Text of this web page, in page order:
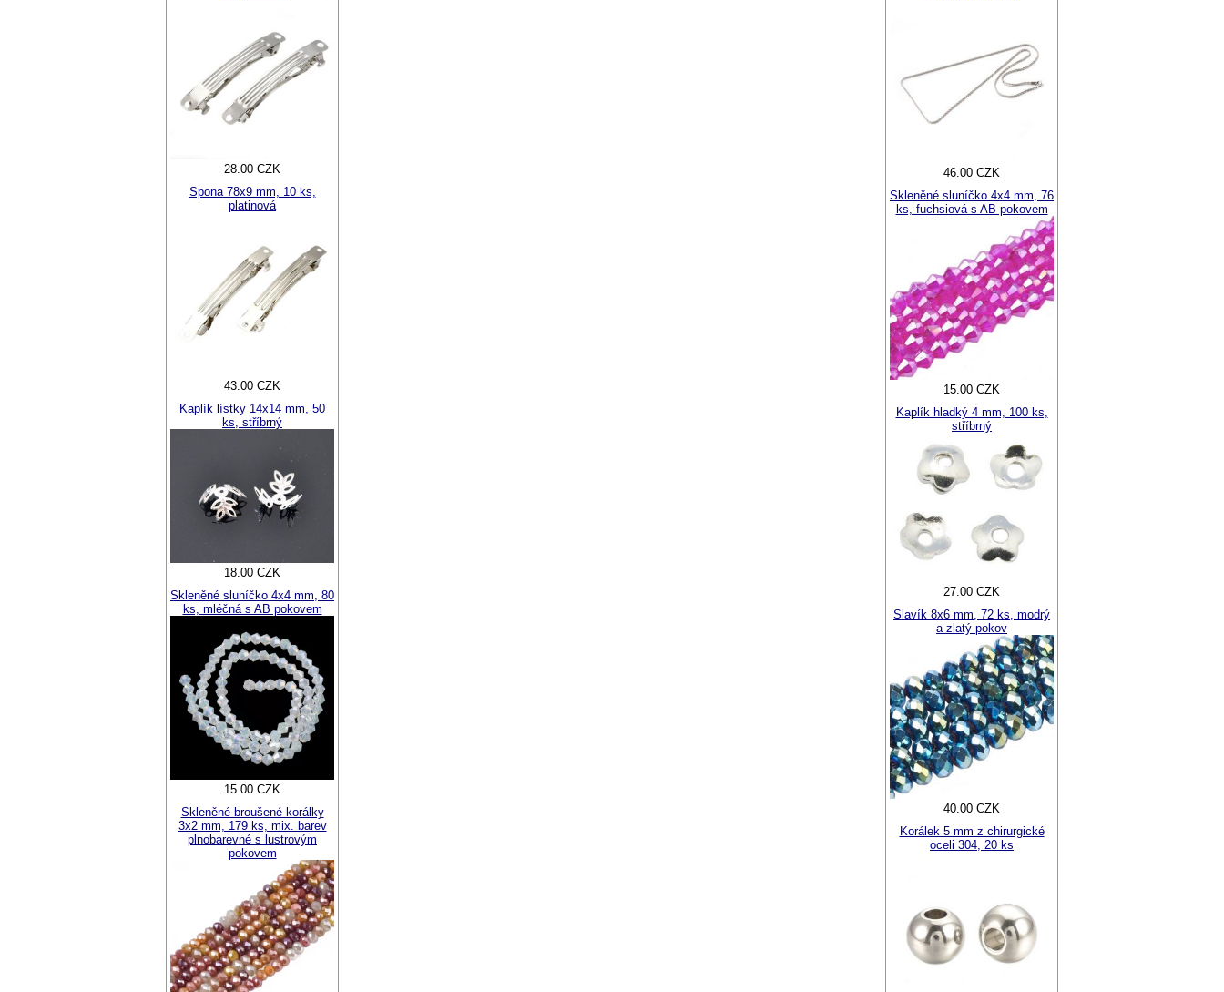
28.00 CZK
Spona 78x9 mm, 10 ks,
platinová
43.00 CZK
Kaplík lístky 14x14 mm, 50
ks, stříbrný
18.00 CZK
Skleněné sluníčko 4x4 mm, 80
ks, mléčná s AB pokovem
15.00 CZK
Skleněné broušené korálky
3x2 mm, 179 ks, mix. barev
plnobarevné s lustrovým
pokovem
46.00 CZK
Skleněné sluníčko 4x4 mm, 76
ks, fuchsiová s AB pokovem
15.00 CZK
Kaplík hladký 4 mm, 100 ks,
stříbrný
27.00 CZK
Slavík 8x6 mm, 72 ks, modrý
a zlatý pokov
40.00 CZK
Korálek 5 mm z chirurgické
oceli 304, 20 ks